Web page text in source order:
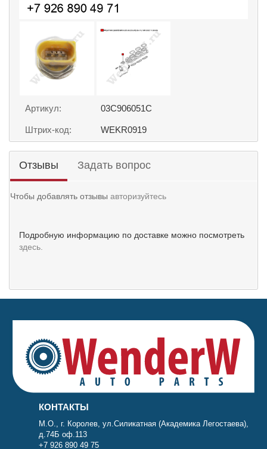
Артикул: 03C906051C
Штрих-код: WEKR0919
Отзывы Задать вопрос
Чтобы добавлять отзывы авторизуйтесь
Подробную информацию по доставке можно посмотреть
здесь.
КОНТАКТЫ
М.О., г. Королев, ул.Силикатная (Академика Легостаева),
д.74Б оф.113
+7 926 890 49 75